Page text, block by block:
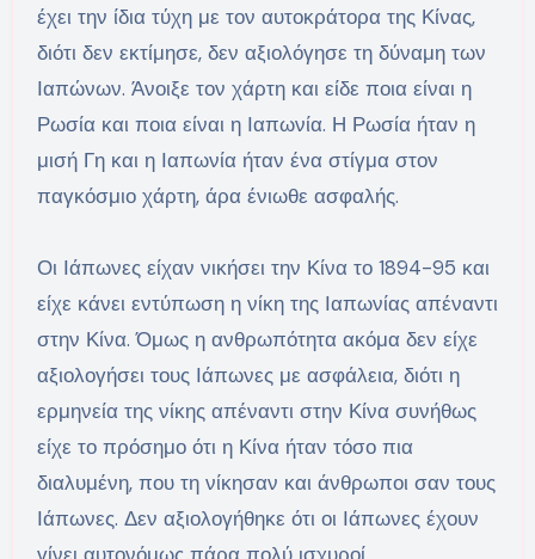
έχει την ίδια τύχη με τον αυτοκράτορα της Κίνας,
διότι δεν εκτίμησε, δεν αξιολόγησε τη δύναμη των
Ιαπώνων. Άνοιξε τον χάρτη και είδε ποια είναι η
Ρωσία και ποια είναι η Ιαπωνία. Η Ρωσία ήταν η
μισή Γη και η Ιαπωνία ήταν ένα στίγμα στον
παγκόσμιο χάρτη, άρα ένιωθε ασφαλής.
Οι Ιάπωνες είχαν νικήσει την Κίνα το 1894-95 και
είχε κάνει εντύπωση η νίκη της Ιαπωνίας απέναντι
στην Κίνα. Όμως η ανθρωπότητα ακόμα δεν είχε
αξιολογήσει τους Ιάπωνες με ασφάλεια, διότι η
ερμηνεία της νίκης απέναντι στην Κίνα συνήθως
είχε το πρόσημο ότι η Κίνα ήταν τόσο πια
διαλυμένη, που τη νίκησαν και άνθρωποι σαν τους
Ιάπωνες. Δεν αξιολογήθηκε ότι οι Ιάπωνες έχουν